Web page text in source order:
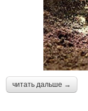
читать дальше →